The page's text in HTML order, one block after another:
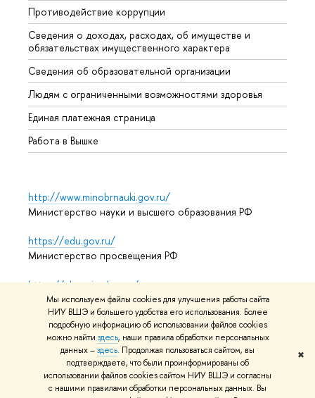
Мы используем файлы cookies для улучшения работы сайта
НИУ ВШЭ и большего удобства его использования. Более
подробную информацию об использовании файлов cookies
можно найти здесь, наши правила обработки персональных
данных –здесь. Продолжая пользоваться сайтом, вы
подтверждаете, что были проинформированы об
использовании файлов cookies сайтом НИУ ВШЭ и согласны
с нашими правилами обработки персональных данных. Вы
✖
Противодействие коррупции
Сведения о доходах, расходах, об имуществе и
обязательствах имущественного характера
Сведения об образовательной организации
Людям с ограниченными возможностями здоровья
Единая платежная страница
Работа в Вышке
http://www.minobrnauki.gov.ru/
Министерство науки и высшего образования РФ
https://edu.gov.ru/
Министерство просвещения РФ
https://elearning.hse.ru/mooc
Массовые открытые онлайн-курсы
© НИУ ВШЭ 1993–2026 Адреса и контактыУсловия
использования материаловПолитика конфиденциальности
Карта сайта